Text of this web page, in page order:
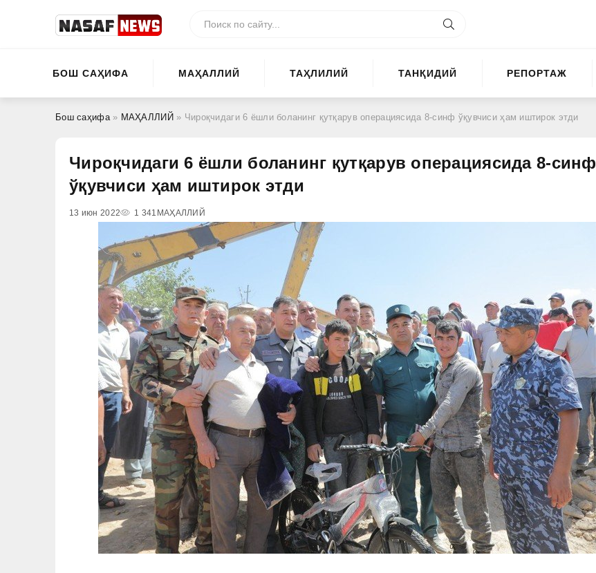
БОШ САҲИФА МАҲАЛЛИЙ ТАҲЛИЛИЙ ТАНҚИДИЙ РЕПОРТАЖ
Бош саҳифа» МАҲАЛЛИЙ » Чироқчидаги 6 ёшли боланинг қутқарув операциясида 8-синф ўқувчиси ҳам иштирок этди
Чироқчидаги 6 ёшли боланинг қутқарув операциясида 8-синф
ўқувчиси ҳам иштирок этди
13 июн 2022 1 341 МАҲАЛЛИЙ